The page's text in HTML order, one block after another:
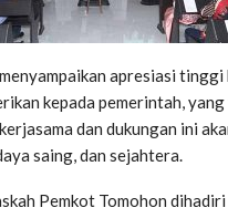
apresiasi
kepada pemerintah,
dan dukungan ini
saing, dan sejahtera.
Pemkot Tomohon